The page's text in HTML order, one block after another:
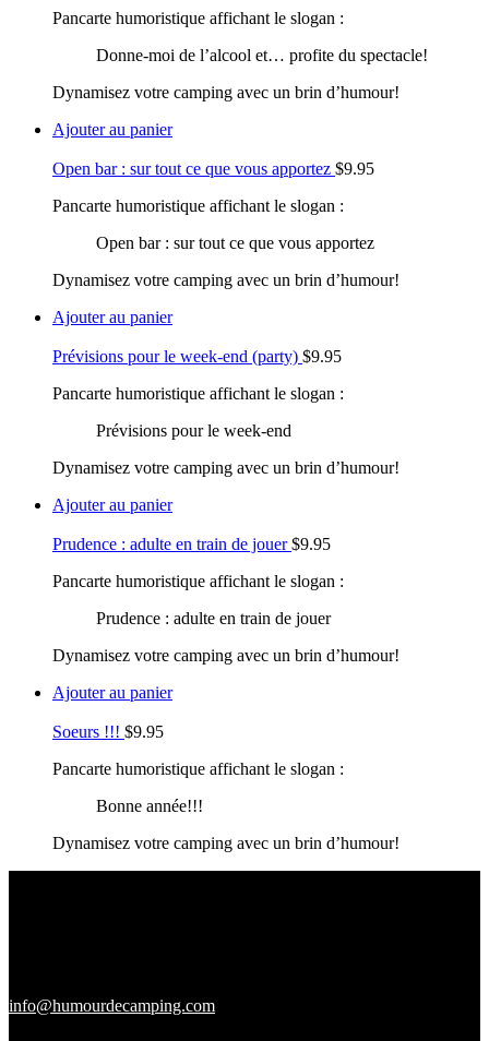
Pancarte humoristique affichant le slogan :
Donne-moi de l’alcool et… profite du spectacle!
Dynamisez votre camping avec un brin d’humour!
Ajouter au panier
Open bar : sur tout ce que vous apportez $9.95
Pancarte humoristique affichant le slogan :
Open bar : sur tout ce que vous apportez
Dynamisez votre camping avec un brin d’humour!
Ajouter au panier
Prévisions pour le week-end (party) $9.95
Pancarte humoristique affichant le slogan :
Prévisions pour le week-end
Dynamisez votre camping avec un brin d’humour!
Ajouter au panier
Prudence : adulte en train de jouer$9.95
Pancarte humoristique affichant le slogan :
Prudence : adulte en train de jouer
Dynamisez votre camping avec un brin d’humour!
Ajouter au panier
Soeurs !!! $9.95
Pancarte humoristique affichant le slogan :
Bonne année!!!
Dynamisez votre camping avec un brin d’humour!
info@humourdecamping.com